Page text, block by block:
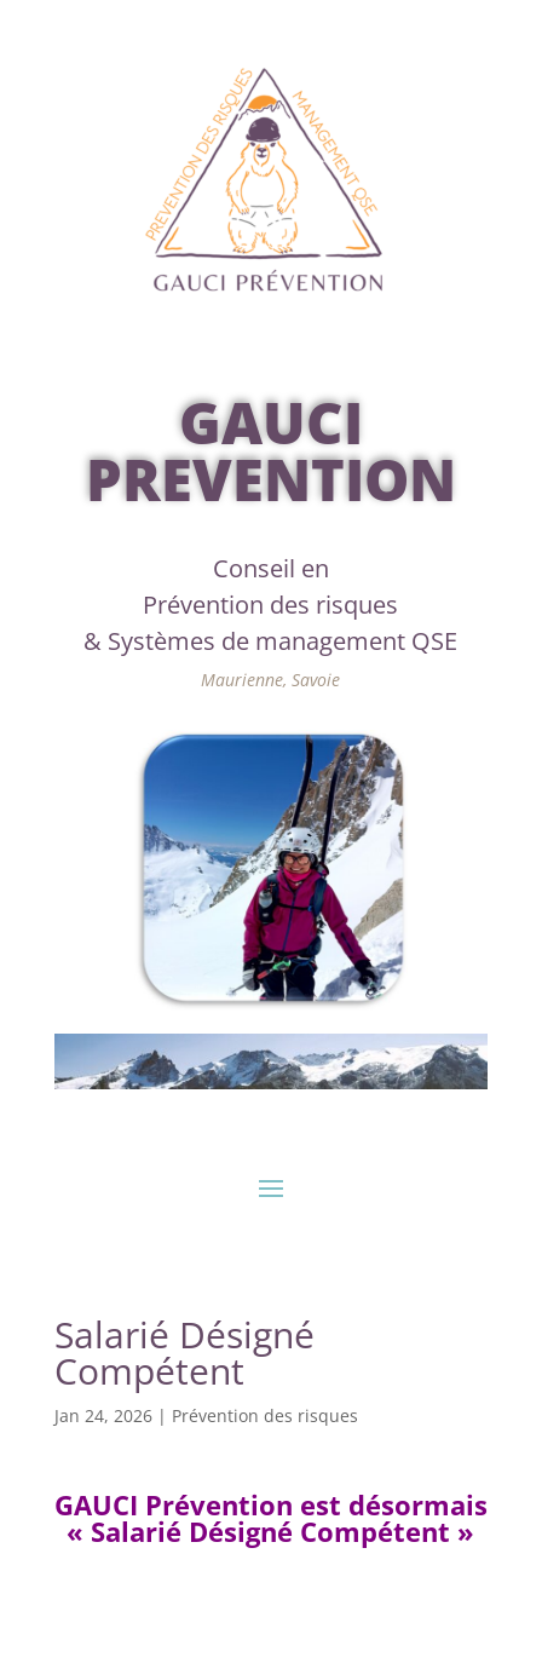
GAUCI
PREVENTION
Conseil en
Prévention des risques
& Systèmes de management QSE
Maurienne, Savoie
Salarié Désigné
Compétent
Jan 24, 2026| Prévention des risques
GAUCI Prévention est désormais
« Salarié Désigné Compétent »